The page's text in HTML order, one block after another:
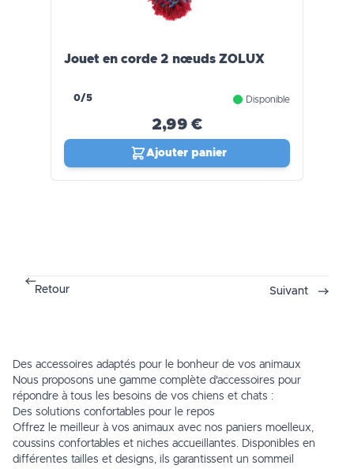
Jouet en corde 2 nœuds ZOLUX
0/5 Disponible
2,99 €
Ajouter panier
Retour Suivant
Des accessoires adaptés pour le bonheur de vos animaux
Nous proposons une gamme complète d'accessoires pour
répondre à tous les besoins de vos chiens et chats :
Des solutions confortables pour le repos
Offrez le meilleur à vos animaux avec nos paniers moelleux,
coussins confortables et niches accueillantes. Disponibles en
différentes tailles et designs, ils garantissent un sommeil